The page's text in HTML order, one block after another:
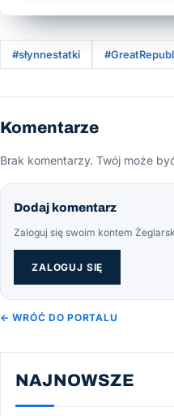
#słynnestatki
Komentarze
Brak komentarzy. Twój może
Dodaj komentarz
Zaloguj się swoim kontem
ZALOGUJ SIĘ
← WRÓĆ DO PORTALU
NAJNOWSZE